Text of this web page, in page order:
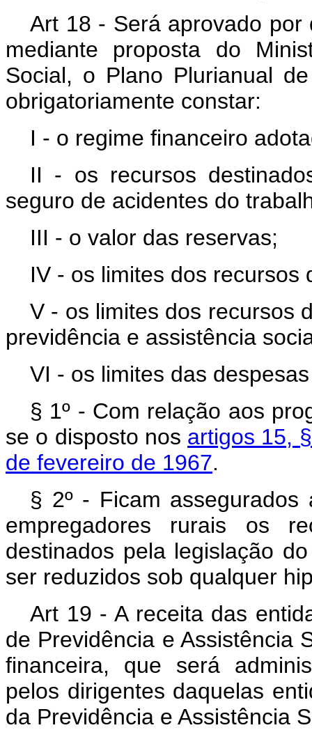
Art 18 - Será aprovado por
mediante proposta do
Social, o Plano Plurianual
obrigatoriamente constar:
I - o regime financeiro
II - os recursos
seguro de acidentes do
III - o valor das reservas;
IV - os limites dos recursos
V - os limites dos recursos
previdência e assistência
VI - os limites das
§ 1º - Com relação aos
se o disposto nos artigos 15,
de fevereiro de 1967.
§ 2º - Ficam
empregadores rurais os
destinados pela legislação
ser reduzidos sob qualquer
Art 19 - A receita das
de Previdência e Assistência
financeira, que será
pelos dirigentes daquelas
da Previdência e Assistência